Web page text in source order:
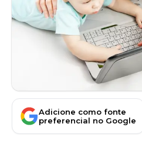
Adicione como fonte
preferencial no Google